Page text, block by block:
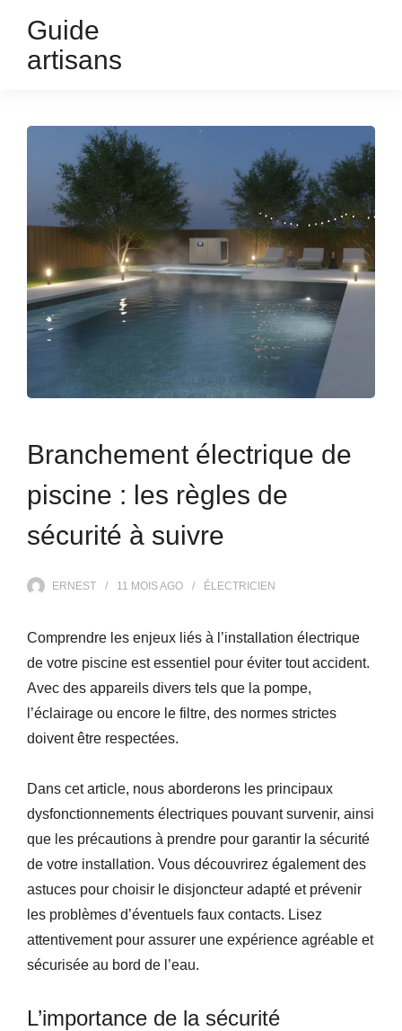
Guide
artisans
Branchement électrique de
piscine : les règles de
sécurité à suivre
ERNEST 11 MOISAGO ÉLECTRICIEN
Comprendre les enjeux liés à l’installation électrique
de votre piscine est essentiel pour éviter tout accident.
Avec des appareils divers tels que la pompe,
l’éclairage ou encore le filtre, des normes strictes
doivent être respectées.
Dans cet article, nous aborderons les principaux
dysfonctionnements électriques pouvant survenir, ainsi
que les précautions à prendre pour garantir la sécurité
de votre installation. Vous découvrirez également des
astuces pour choisir le disjoncteur adapté et prévenir
les problèmes d’éventuels faux contacts. Lisez
attentivement pour assurer une expérience agréable et
sécurisée au bord de l’eau.
L’importance de la sécurité